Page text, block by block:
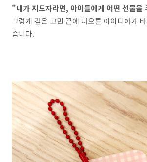
"내가 지도자라면, 아이들에게 어떤 선물을
그렇게 깊은 고민 끝에 떠오른 아이디어가
습니다.